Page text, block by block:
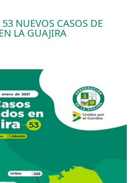
NUEVOS CASOS DE
LA GUAJIRA